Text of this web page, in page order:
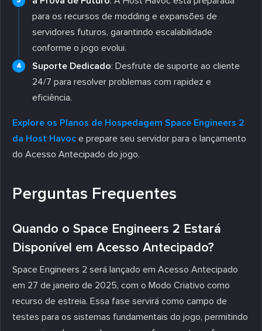
para os recursos de modding e expansões de
servidores futuros, garantindo escalabilidade
conforme o jogo evolui.
Suporte Dedicado: Desfrute de suporte ao cliente
24/7 para resolver problemas com rapidez e
eficiência.
Explore os Planos de Hospedagem Space Engineers 2
da Host Havoc e prepare seu servidor para o lançamento
do Acesso Antecipado do jogo.
Perguntas Frequentes
Quando o Space Engineers 2 Estará
Disponível em Acesso Antecipado?
Space Engineers 2 será lançado em Acesso Antecipado
em 27 de janeiro de 2025, com o Modo Criativo como
recurso de estreia. Essa fase servirá como campo de
testes para os sistemas fundamentais do jogo, permitindo